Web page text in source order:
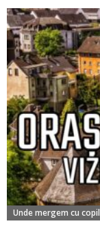
Unde mergem cu